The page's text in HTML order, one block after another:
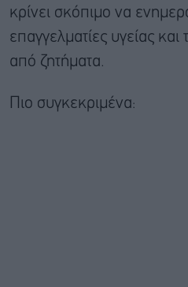
κρίνει σκόπιμο να
επαγγελματίες υγείας και
από ζητήματα.
Πιο συγκεκριμένα: